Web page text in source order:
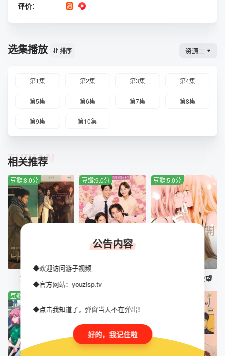
评价：
选集播放 排序 资源二
第1集 第2集 第3集 第4集
第5集 第6集 第7集 第8集
第9集 第10集
相关推荐
TUIJIAN
豆瓣:8.0分
我的解放日志
豆瓣:9.0分 豆瓣:5.0分
感染她嘴唇的欲望
豆瓣:6.0分
公告内容
◆欢迎访问游子视频
◆官方网站：youzisp.tv
◆点击我知道了，弹窗当天不在弹出！
好的，我记住啦